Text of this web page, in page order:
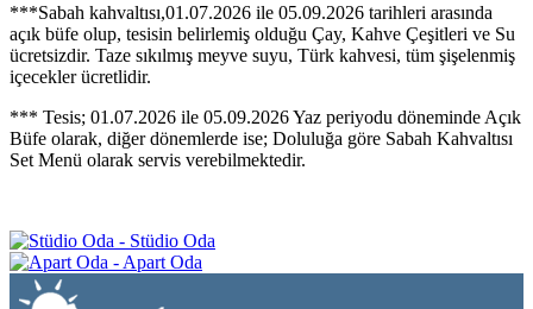
***Sabah kahvaltısı,01.07.2026 ile 05.09.2026 tarihleri arasında
açık büfe olup, tesisin belirlemiş olduğu Çay, Kahve Çeşitleri ve Su
ücretsizdir. Taze sıkılmış meyve suyu, Türk kahvesi, tüm şişelenmiş
içecekler ücretlidir.
*** Tesis; 01.07.2026 ile 05.09.2026 Yaz periyodu döneminde Açık
Büfe olarak, diğer dönemlerde ise; Doluluğa göre Sabah Kahvaltısı
Set Menü olarak servis verebilmektedir.
Stüdio Oda
Apart Oda